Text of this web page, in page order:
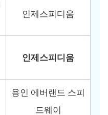
인제스피디움
인제스피디움
용인 에버랜드 스피
드웨이